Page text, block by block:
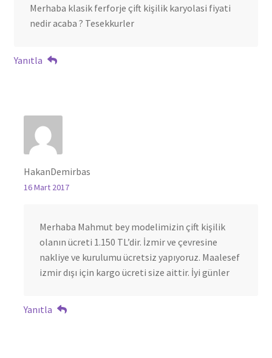
Merhaba klasik ferforje çift kişilik karyolasi fiyati
nedir acaba ? Tesekkurler
Yanıtla
HakanDemirbas
16 Mart 2017
Merhaba Mahmut bey modelimizin çift kişilik
olanın ücreti 1.150 TL’dir. İzmir ve çevresine
nakliye ve kurulumu ücretsiz yapıyoruz. Maalesef
izmir dışı için kargo ücreti size aittir. İyi günler
Yanıtla